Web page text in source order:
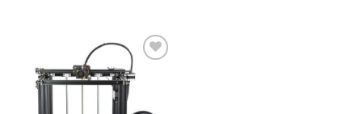
Aggiungi
alla lista